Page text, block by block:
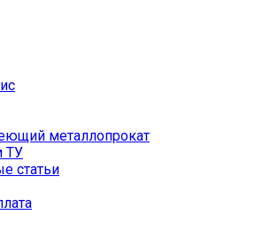
металлопрокат
ТУ
статьи